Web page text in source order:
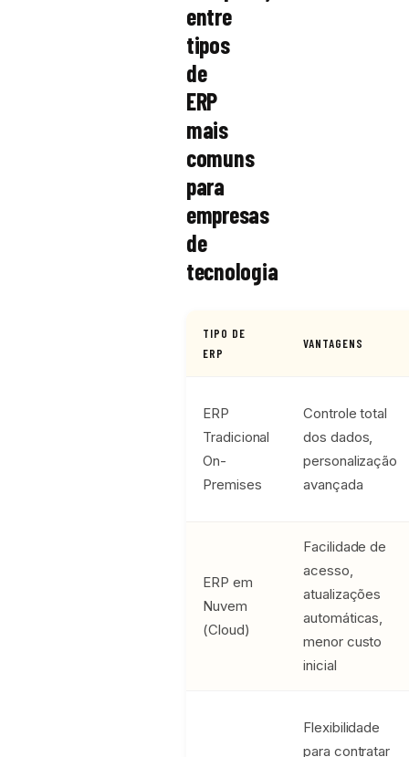
entre
tipos
de
ERP
mais
comuns
para
empresas
de
tecnologia
TIPO DE
ERP
VANTAGENS
ERP
Tradicional
On-
Premises
Controle total
dos dados,
personalização
avançada
ERP em
Nuvem
(Cloud)
Facilidade de
acesso,
atualizações
automáticas,
menor custo
inicial
Flexibilidade
para contratar